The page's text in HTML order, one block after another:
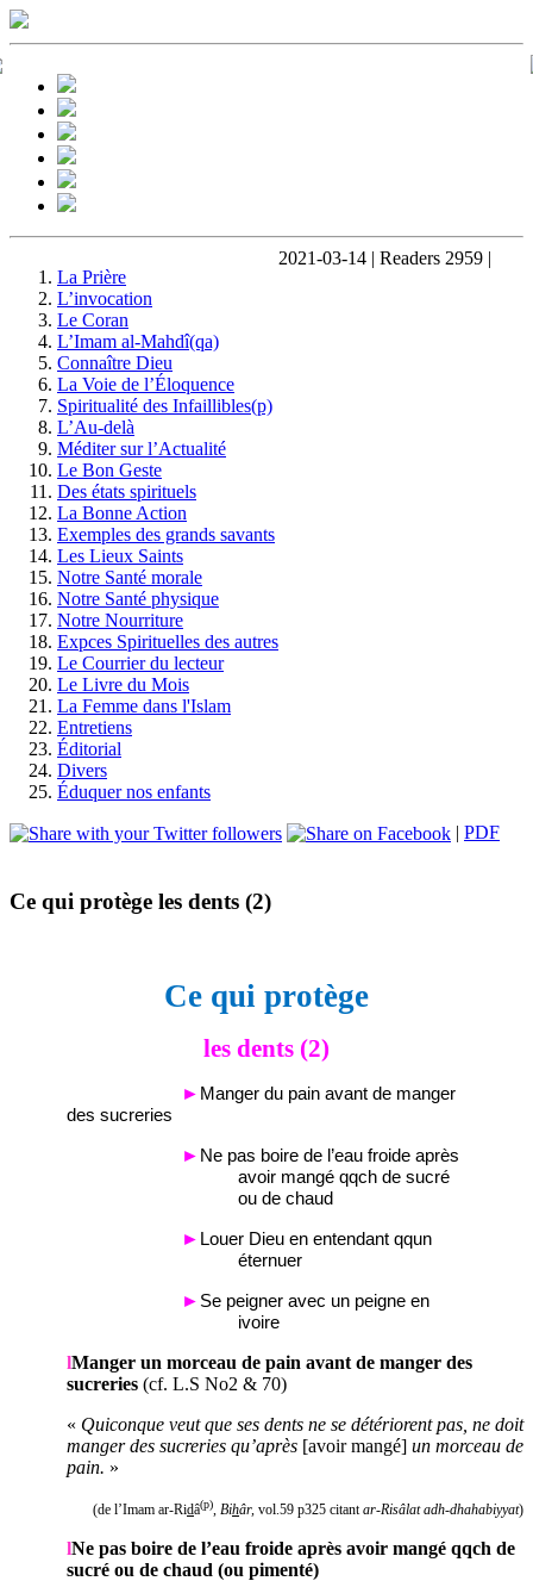
La Prière
L’invocation
Le Coran
L’Imam al-Mahdî(qa)
Connaître Dieu
La Voie de l’Éloquence
Spiritualité des Infaillibles(p)
L’Au-delà
Méditer sur l’Actualité
Le Bon Geste
Des états spirituels
La Bonne Action
Exemples des grands savants
Les Lieux Saints
Notre Santé morale
Notre Santé physique
Notre Nourriture
Expces Spirituelles des autres
Le Courrier du lecteur
Le Livre du Mois
La Femme dans l'Islam
Entretiens
Éditorial
Divers
Éduquer nos enfants
2021-03-14 | Readers 2959 |
| PDF
Ce qui protège les dents (2)
Ce qui protège
les dents (2)
► Manger du pain avant de manger
des sucreries
► Ne pas boire de l’eau froide après
avoir mangé qqch de sucré
ou de chaud
► Louer Dieu en entendant qqun
éternuer
► Se peigner avec un peigne en
ivoire
lManger un morceau de pain avant de manger des
sucreries (cf. L.S No2 & 70)
« Quiconque veut que ses dents ne se détériorent pas, ne doit
manger des sucreries qu’après [avoir mangé] un morceau de
pain. »
(de l’Imam ar-Ridâ(p) Bihâr, vol.59 p325 citant ar-Risâlat adh-dhahabiyyat)
lNe pas boire de l’eau froide après avoir mangé qqch de
sucré ou de chaud (ou pimenté)